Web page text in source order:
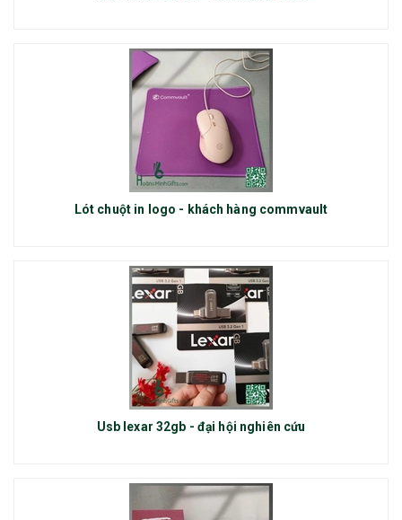
Lót chuột in logo - khách hàng commvault
Usb lexar 32gb - đại hội nghiên cứu